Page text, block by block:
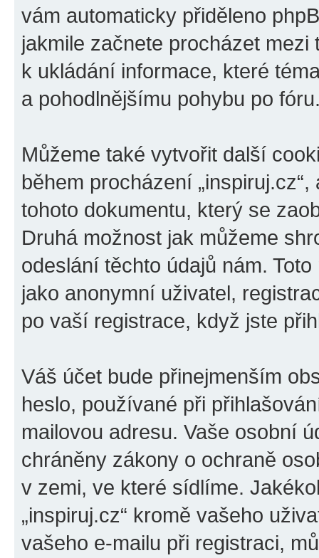
vám automaticky přiděleno
jakmile začnete procházet mezi
k ukládání informace, které
a pohodlnějšímu pohybu po
Můžeme také vytvořit další
během procházení
tohoto dokumentu, který se
Druhá možnost jak můžeme
odeslání těchto údajů nám.
jako anonymní uživatel,
po vaší registrace, když jste
Váš účet bude přinejmenším
heslo, používané při
mailovou adresu. Vaše osobní
chráněny zákony o ochraně
v zemi, ve které sídlíme.
„inspiruj.cz“ kromě vašeho
vašeho e-mailu při registraci,